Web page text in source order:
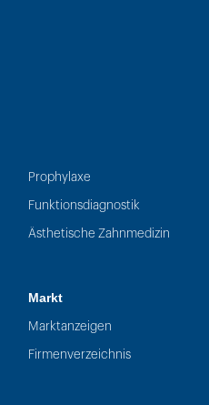
Prophylaxe
Funktionsdiagnostik
Ästhetische Zahnmedizin
Markt
Marktanzeigen
Firmenverzeichnis